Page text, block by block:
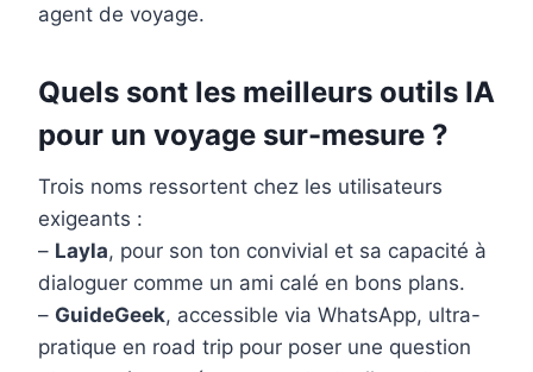
agent de voyage.
Quels sont les meilleurs outils IA
pour un voyage sur-mesure ?
Trois noms ressortent chez les utilisateurs
exigeants :
– Layla, pour son ton convivial et sa capacité à
dialoguer comme un ami calé en bons plans.
– GuideGeek, accessible via WhatsApp, ultra-
pratique en road trip pour poser une question